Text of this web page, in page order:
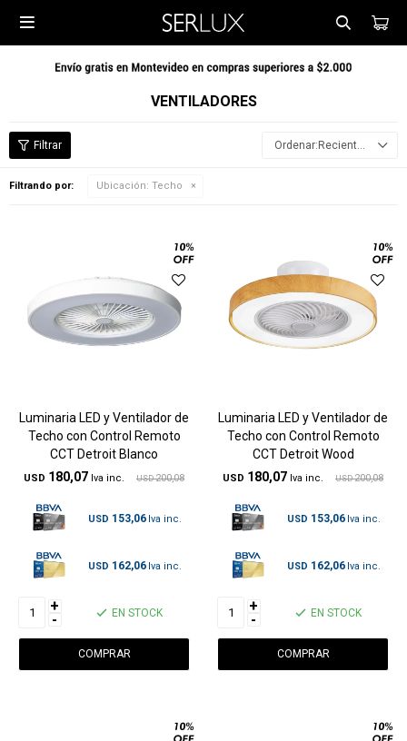

VENTILADORES
Recientes
Filtrando por: Ubicación: Techo
Luminaria LED y Ventilador de
Techo con Control Remoto
CCT Detroit Blanco
USD 180,07 USD 200,08
USD 153,06
USD 162,06
+
- EN STOCK
Luminaria LED y Ventilador de
Techo con Control Remoto
CCT Detroit Wood
USD 180,07 USD 200,08
USD 153,06
USD 162,06
+
- EN STOCK